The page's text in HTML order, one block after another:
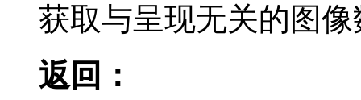
获取与呈现无关的图
返回：